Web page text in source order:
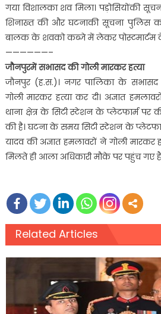
गया विशालका शव मिला। पड़ोसियोंकी
शिनाख्त की और घटनाकी सूचना पुलिस
बालक के शवको कब्जे में लेकर पोस्टमार्टम
——————–
जौनपुरमें सभासद की गोली मारकर हत्या
जौनपुर (ह.स.)। नगर पालिका के सभासद
गोली मारकर हत्या कर दी। अज्ञात
थाना क्षेत्र के सिटी स्टेशन के प्लेटफार्म
की है। घटना के समय सिटी स्टेशन के
यादव की अज्ञात हमलावरों ने गोली मारकर
मिलते ही आला अधिकारी मौके पर पहुंच गए
Related Articles